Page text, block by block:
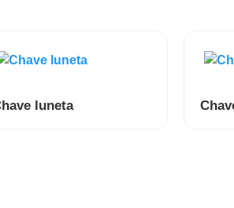
luneta